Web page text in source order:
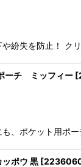
紛失を防止！ ク
ーチ ミッフィー [
も、ポケット用ポ
ッポウ 黒 [